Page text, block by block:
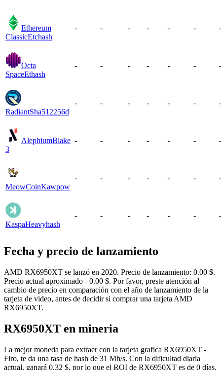
Ethereum
ClassicEtchash
- - - - - - -
Octa
SpaceEthash
- - - - - - -
RadiantSha512256d
- - - - - - -
AlephiumBlake
3
- - - - - - -
MeowCoinKawpow
- - - - - - -
KaspaHeavyhash
- - - - - - -
Fecha y precio de lanzamiento
AMD RX6950XT se lanzó en 2020. Precio de lanzamiento: 0.00 $.
Precio actual aproximado - 0.00 $. Por favor, preste atención al
cambio de precio en comparación con el año de lanzamiento de la
tarjeta de video, antes de decidir si comprar una tarjeta AMD
RX6950XT.
RX6950XT en mineria
La mejor moneda para extraer con la tarjeta grafica RX6950XT -
Firo, te da una tasa de hash de 31 Mh/s. Con la dificultad diaria
actual, ganará 0.32 $, por lo que el ROI de RX6950XT es de 0 días.